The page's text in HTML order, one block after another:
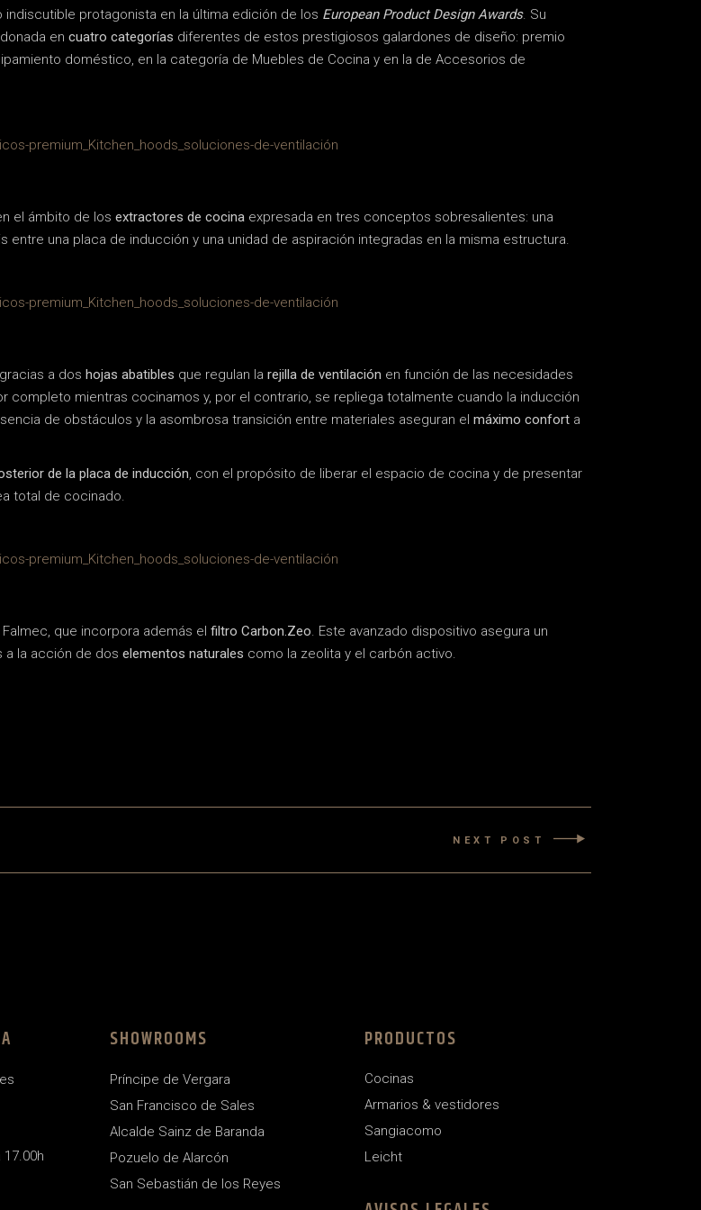
indiscutible protagonista en la última edición de los European Product Design Awards. Su
en cuatro categorías diferentes de estos prestigiosos galardones de diseño: premio
doméstico, en la categoría de Muebles de Cocina y en la de Accesorios de
el ámbito de los extractores de cocina expresada en tres conceptos sobresalientes: una
una placa de inducción y una unidad de aspiración integradas en la misma estructura.
a dos hojas abatibles que regulan la rejilla de ventilación en función de las necesidades
completo mientras cocinamos y, por el contrario, se repliega totalmente cuando la inducción
de obstáculos y la asombrosa transición entre materiales aseguran el máximo confort a
de la placa de inducción, con el propósito de liberar el espacio de cocina y de presentar
total de cocinado.
que incorpora además el filtro Carbon.Zeo. Este avanzado dispositivo asegura un
a la acción de dos elementos naturales como la zeolita y el carbón activo.
NEXT POST
17.00h
SHOWROOMS
Príncipe de Vergara
San Francisco de Sales
Alcalde Sainz de Baranda
Pozuelo de Alarcón
San Sebastián de los Reyes
PRODUCTOS
Cocinas
Armarios & vestidores
Sangiacomo
Leicht